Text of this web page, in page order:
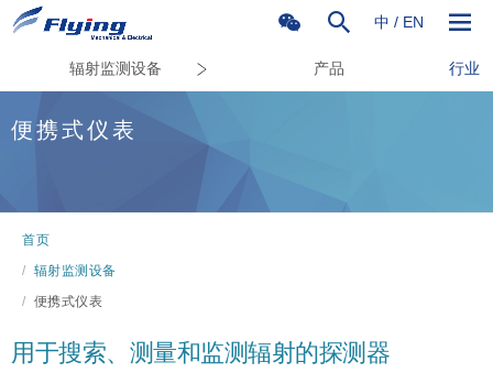
中 / EN
辐射监测设备 产品 行业
便携式仪表
首页
/ 辐射监测设备
/ 便携式仪表
用于搜索、测量和监测辐射的探测器